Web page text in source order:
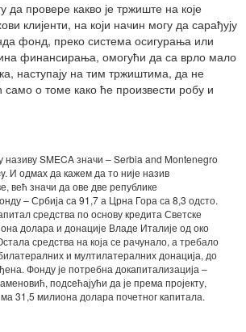
да провере какво је тржиште на које
клијенти, на који начин могу да сарађују
фонд, преко система осигурања или
финансирања, омогући да са врло мало
наступају на тим тржиштима, да не
о томе како ће произвести робу и
SMECA значи – Serbia and Montenegro
И одмах да кажем да то није назив
већ значи да ове две републике
– Србија са 91,7 а Црна Гора са 8,3 одсто.
средства по основу кредита Светске
долара и донације Владе Италије од око
средства на која се рачунало, а требало
и мултилатералних донација, до
Фонду је потребна докапитализација –
подсећајући да је према пројекту,
31,5 милиона долара почетног капитала.